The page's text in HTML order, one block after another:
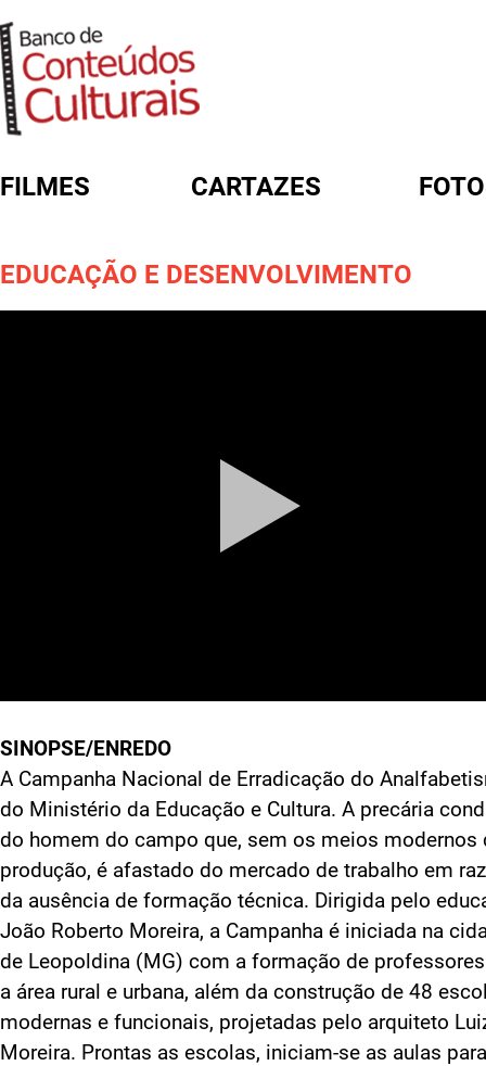
FILMES CARTAZES
EDUCAÇÃO E DESENVOLVIMENTO
SINOPSE/ENREDO
A Campanha Nacional de Erradicação do
do Ministério da Educação e Cultura. A precária
do homem do campo que, sem os meios modernos
produção, é afastado do mercado de trabalho em
da ausência de formação técnica. Dirigida pelo
João Roberto Moreira, a Campanha é iniciada na
de Leopoldina (MG) com a formação de
a área rural e urbana, além da construção de 48
modernas e funcionais, projetadas pelo arquiteto
Moreira. Prontas as escolas, iniciam-se as aulas para